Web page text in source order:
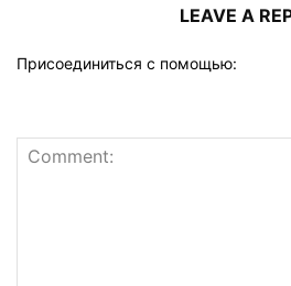
LEAVE A
Присоединиться с помощью: